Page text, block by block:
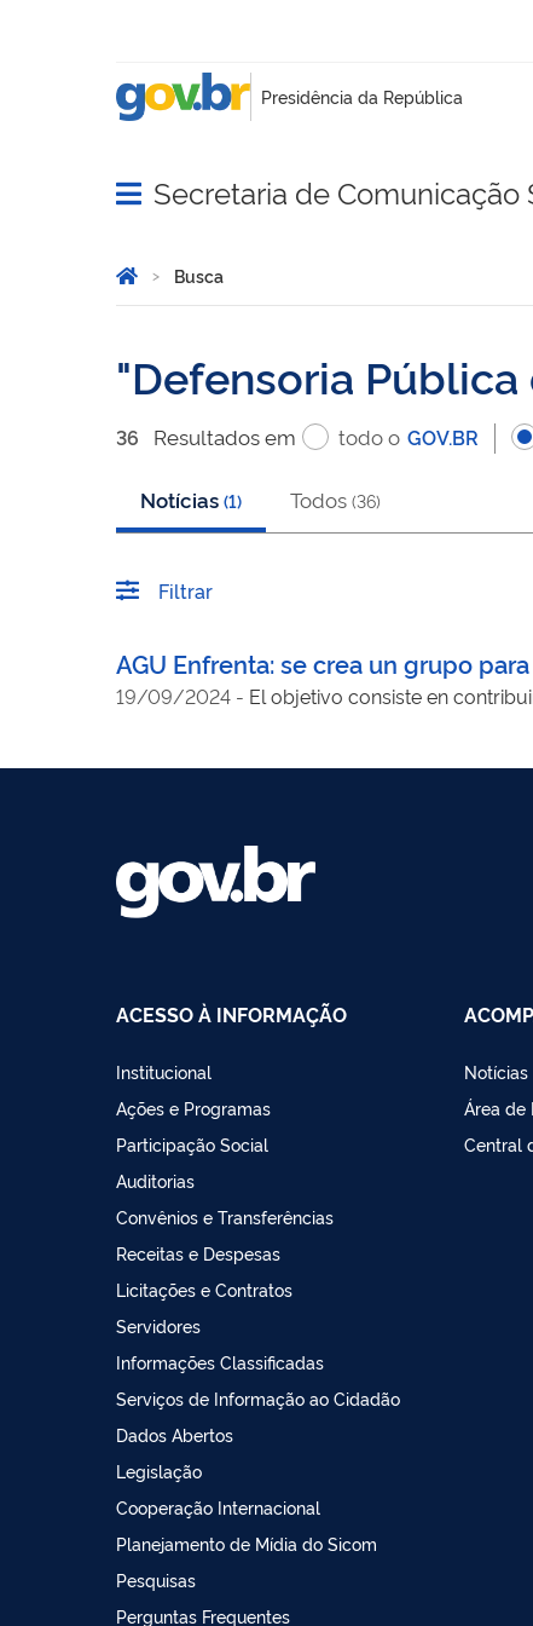
Abrir menu principal de navegação
Secretaria de Comunicação
Você está aqui:
Página Inicial
Busca
Defensoria Pública
36 Resultadosem todo o GOV.BR
Notícias (1) Todos (36)
Filtrar
AGU Enfrenta: se crea un grupo
19/09/2024 - El objetivo consiste en
ACESSO À INFORMAÇÃO
Institucional
Ações e Programas
Participação Social
Auditorias
Convênios e Transferências
Receitas e Despesas
Licitações e Contratos
Servidores
Informações Classificadas
Serviços de Informação ao Cidadão
Dados Abertos
Legislação
Cooperação Internacional
Planejamento de Mídia do Sicom
Pesquisas
Perguntas Frequentes
Notícias
Área de
Central